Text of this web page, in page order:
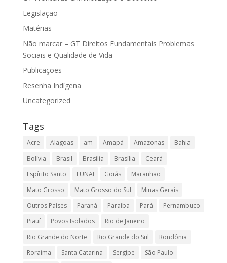
Legislação
Matérias
Não marcar – GT Direitos Fundamentais Problemas
Sociais e Qualidade de Vida
Publicações
Resenha Indígena
Uncategorized
Tags
Acre Alagoas am Amapá Amazonas
Bahia
Bolívia
Brasil Brasilia Brasília
Ceará
Espírito Santo
FUNAI Goiás
Maranhão
Mato Grosso
Mato Grosso do Sul
Minas Gerais
Outros Países
Paraná Paraíba Pará
Pernambuco
Piauí
Povos Isolados
Rio de Janeiro
Rio Grande do Norte
Rio Grande do Sul
Rondônia
Roraima
Santa Catarina Sergipe
São Paulo